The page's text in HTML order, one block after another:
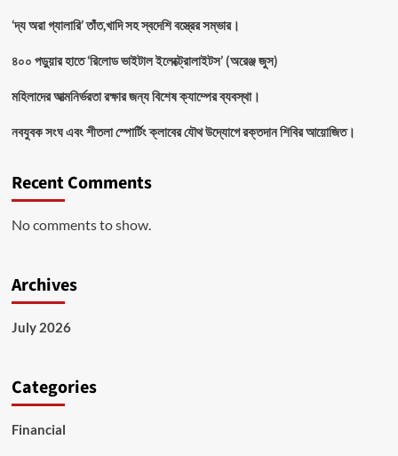
‘দ্য অরা গ্যালারি’ তাঁত,খাদি সহ স্বদেশি বস্ত্রের সম্ভার।
৪০০ পড়ুয়ার হাতে ‘রিলোড ভাইটাল ইলেক্ট্রোলাইটস’ (অরেঞ্জ জুস)
মহিলাদের আত্মনির্ভরতা রক্ষার জন্য বিশেষ ক্যাম্পের ব্যবস্থা।
নবযুবক সংঘ এবং শীতলা স্পোর্টিং ক্লাবের যৌথ উদ্যোগে রক্তদান শিবির আয়োজিত।
Recent Comments
No comments to show.
Archives
July 2026
Categories
Financial